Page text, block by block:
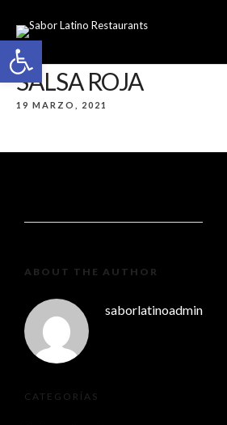
Open toolbar
SALSA ROJA
19 MARZO, 2021
ABOUT THE AUTHOR
saborlatinoadmin
CATEGORÍAS